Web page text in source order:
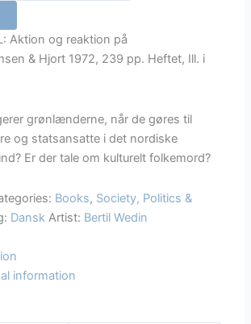
Aktion og reaktion på
& Hjort 1972, 239 pp. Heftet, Ill. i
grønlænderne, når de gøres til
og statsansatte i det nordiske
Er der tale om kulturelt folkemord?
Books, Society, Politics &
Dansk Artist: Bertil Wedin
information